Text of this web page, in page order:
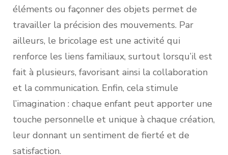
éléments ou façonner des objets permet de
travailler la précision des mouvements. Par
ailleurs, le bricolage est une activité qui
renforce les liens familiaux, surtout lorsqu’il est
fait à plusieurs, favorisant ainsi la collaboration
et la communication. Enfin, cela stimule
l’imagination : chaque enfant peut apporter une
touche personnelle et unique à chaque création,
leur donnant un sentiment de fierté et de
satisfaction.